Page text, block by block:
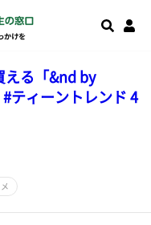
える「&nd by
ティーントレンド 4